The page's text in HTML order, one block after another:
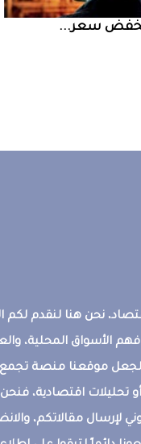
نحن هنا لنقدم لكم
الأسواق المحلية،
موقعنا منصة تجمع
تحليلات اقتصادية،
لإرسال مقالاتكم،